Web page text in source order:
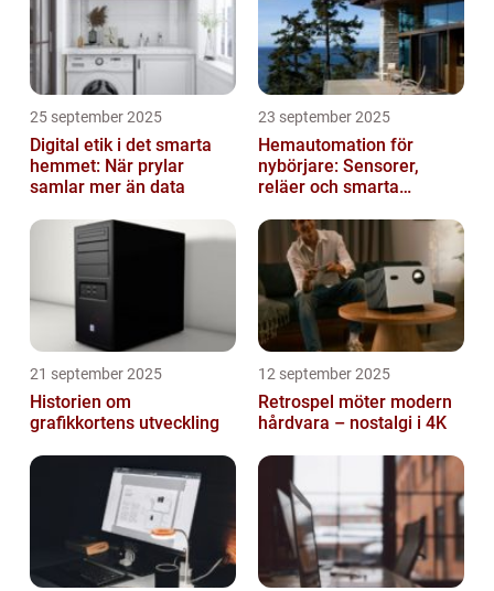
25 september 2025
Digital etik i det smarta
hemmet: När prylar
samlar mer än data
23 september 2025
Hemautomation för
nybörjare: Sensorer,
reläer och smarta
21 september 2025
Historien om
grafikkortens utveckling
12 september 2025
Retrospel möter modern
hårdvara – nostalgi i 4K